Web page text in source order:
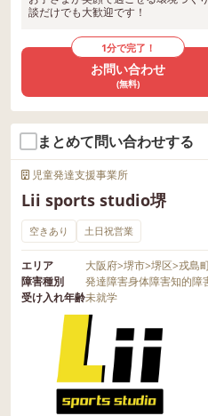
談だけでも大歓迎です！
1分で完了！
お問い合わせ
(無料)
まとめて問い合わせする
児童発達支援事業所
Lii sports studio堺
空きあり 土日祝営業
エリア 大阪府>堺市>堺区>戎島
障害種別
発達障害身体障害知的障
受け入れ年齢未就学